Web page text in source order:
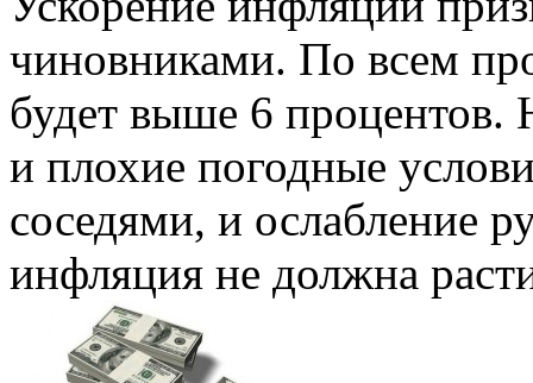
чиновниками. По всем
будет выше 6 процентов.
и плохие погодные
соседями, и ослабление
инфляция не должна